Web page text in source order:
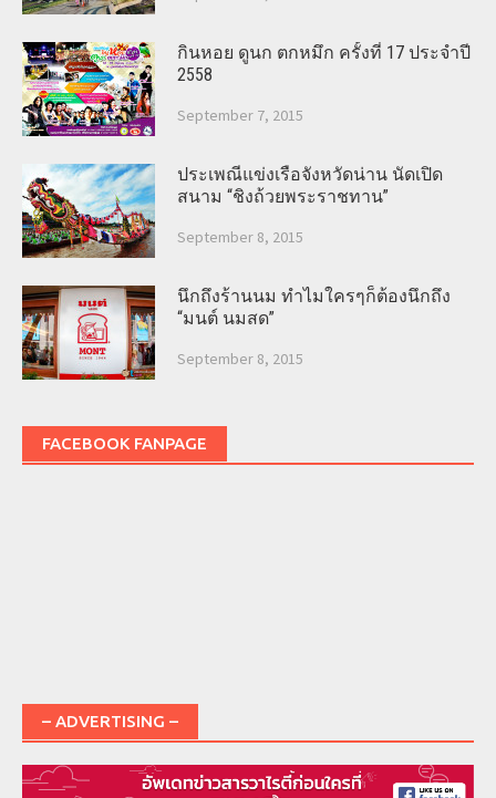
กินหอย ดูนก ตกหมึก ครั้งที่ 17 ประจำปี
2558
September 7, 2015
ประเพณีแข่งเรือจังหวัดน่าน นัดเปิด
สนาม “ชิงถ้วยพระราชทาน”
September 8, 2015
นึกถึงร้านนม ทำไมใครๆก็ต้องนึกถึง
“มนต์ นมสด”
September 8, 2015
FACEBOOK FANPAGE
– ADVERTISING –